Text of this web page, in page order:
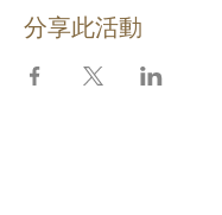
分享此活動